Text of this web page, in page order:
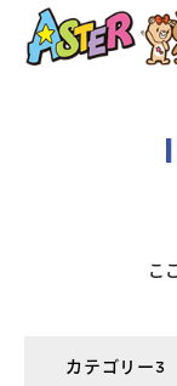
英会話／プログラミ
こ
カテゴリー3